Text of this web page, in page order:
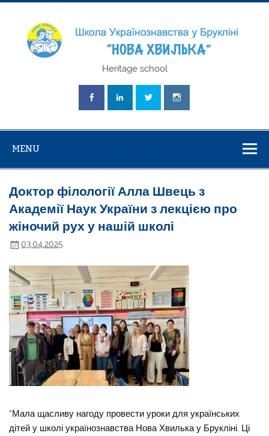
Skip
"Нова
Heritage school
MENU
Доктор філології Алла Швець з
Академії Наук України з лекцією про
жіночий рух у нашій школі
03.04.2025
“Мала щасливу нагоду провести уроки для українських
дітей у школі українознавства Нова Хвилька у Брукліні. Ці